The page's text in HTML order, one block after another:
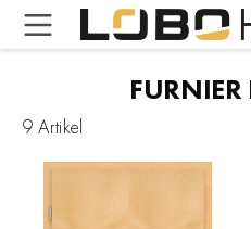
9 Artikel